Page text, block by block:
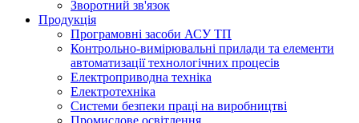
Зворотний зв'язок
Продукція
Програмовні засоби АСУ ТП
Контрольно-вимірювальні прилади та елементи
автоматизації технологічних процесів
Електроприводна техніка
Електротехніка
Системи безпеки праці на виробництві
Промислове освітлення